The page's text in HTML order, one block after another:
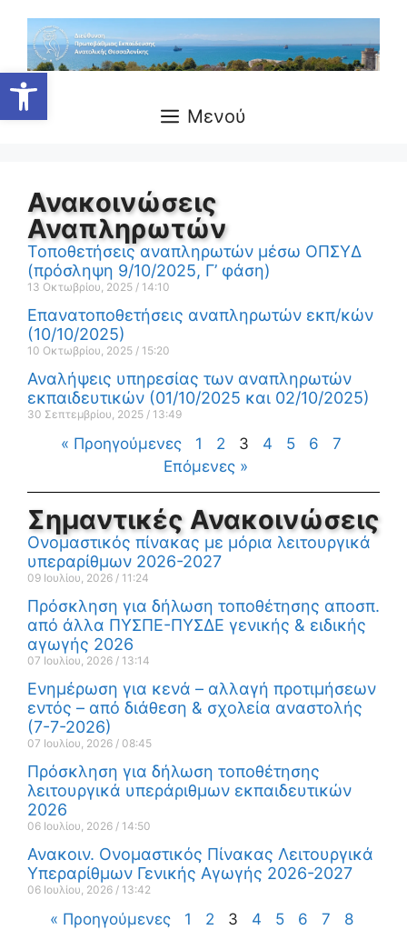
Ανοίξτε τη γραμμή εργαλείων
Μενού
Ανακοινώσεις
Αναπληρωτών
Τοποθετήσεις αναπληρωτών μέσω ΟΠΣΥΔ
(πρόσληψη 9/10/2025, Γ’ φάση)
13 Οκτωβρίου, 2025 14:10
Επανατοποθετήσεις αναπληρωτών εκπ/κών
(10/10/2025)
10 Οκτωβρίου, 2025 15:20
Αναλήψεις υπηρεσίας των αναπληρωτών
εκπαιδευτικών (01/10/2025 και 02/10/2025)
30 Σεπτεμβρίου, 2025 13:49
« Προηγούμενες 1 2 3 4 5 6
7
Επόμενες »
Σημαντικές Ανακοινώσεις
Ονομαστικός πίνακας με μόρια λειτουργικά
υπεραρίθμων 2026-2027
09 Ιουλίου, 2026 11:24
Πρόσκληση για δήλωση τοποθέτησης αποσπ.
από άλλα ΠΥΣΠΕ-ΠΥΣΔΕ γενικής & ειδικής
αγωγής 2026
07 Ιουλίου, 2026 13:14
Ενημέρωση για κενά – αλλαγή προτιμήσεων
εντός – από διάθεση & σχολεία αναστολής
(7-7-2026)
07 Ιουλίου, 2026 08:45
Πρόσκληση για δήλωση τοποθέτησης
λειτουργικά υπεράριθμων εκπαιδευτικών
2026
06 Ιουλίου, 2026 14:50
Ανακοιν. Ονομαστικός Πίνακας Λειτουργικά
Υπεραρίθμων Γενικής Αγωγής 2026-2027
06 Ιουλίου, 2026 13:42
« Προηγούμενες 1 2 3 4 5 6 7
8